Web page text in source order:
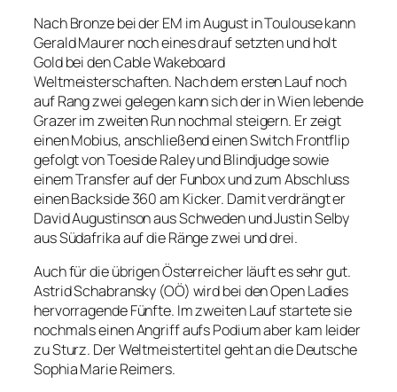
Nach Bronze bei der EM im August in Toulouse kann
Gerald Maurer noch eines drauf setzten und holt
Gold bei den Cable Wakeboard
Weltmeisterschaften. Nach dem ersten Lauf noch
auf Rang zwei gelegen kann sich der in Wien lebende
Grazer im zweiten Run nochmal steigern. Er zeigt
einen Mobius, anschließend einen Switch Frontflip
gefolgt von Toeside Raley und Blindjudge sowie
einem Transfer auf der Funbox und zum Abschluss
einen Backside 360 am Kicker. Damit verdrängt er
David Augustinson aus Schweden und Justin Selby
aus Südafrika auf die Ränge zwei und drei.
Auch für die übrigen Österreicher läuft es sehr gut.
Astrid Schabransky (OÖ) wird bei den Open Ladies
hervorragende Fünfte. Im zweiten Lauf startete sie
nochmals einen Angriff aufs Podium aber kam leider
zu Sturz. Der Weltmeistertitel geht an die Deutsche
Sophia Marie Reimers.